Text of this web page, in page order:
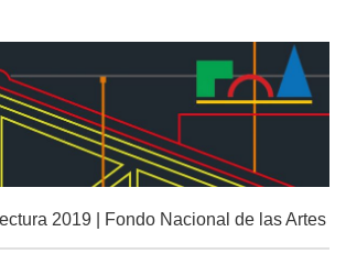
2019 | Fondo Nacional de las Artes